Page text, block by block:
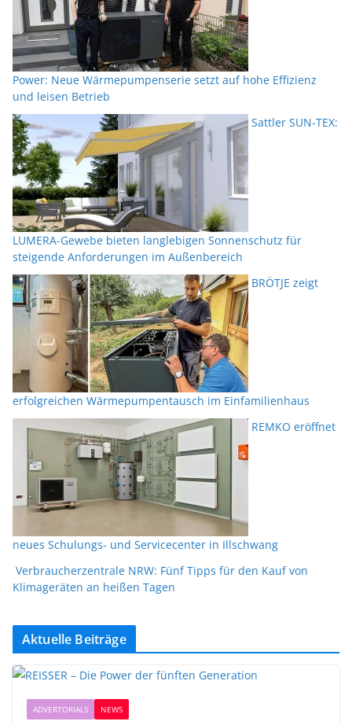
Power: Neue Wärmepumpenserie setzt auf hohe Effizienz
und leisen Betrieb
Sattler SUN-TEX:
LUMERA-Gewebe bieten langlebigen Sonnenschutz für
steigende Anforderungen im Außenbereich
BRÖTJE zeigt
erfolgreichen Wärmepumpentausch im Einfamilienhaus
REMKO eröffnet
neues Schulungs- und Servicecenter in Illschwang
Verbraucherzentrale NRW: Fünf Tipps für den Kauf von
Klimageräten an heißen Tagen
Aktuelle Beiträge
ADVERTORIALS NEWS